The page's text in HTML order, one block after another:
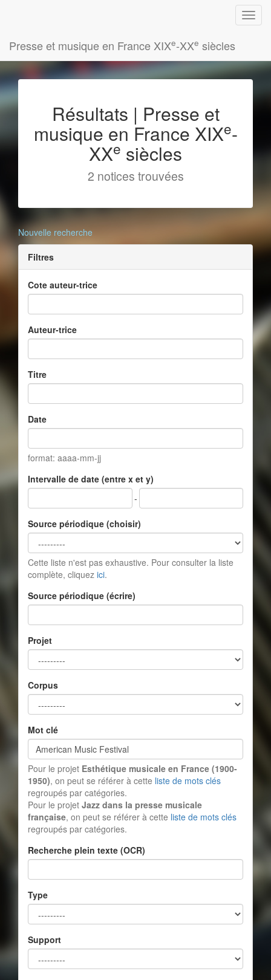
Presse et musique en France XIXe-XXe siècles
Résultats | Presse et
musique en France XIXe-
XXe siècles
2 notices trouvées
Nouvelle recherche
Filtres
Cote auteur-trice
Auteur-trice
Titre
Date
format: aaaa-mm-jj
Intervalle de date (entre x et y)
-
Source périodique (choisir)
Cette liste n'est pas exhaustive. Pour consulter la liste
complète, cliquez ici.
Source périodique (écrire)
Projet
Corpus
Mot clé
Pour le projet Esthétique musicale en France (1900-
1950), on peut se référer à cette liste de mots clés
regroupés par catégories.
Pour le projet Jazz dans la presse musicale
française, on peut se référer à cette liste de mots clés
regroupés par catégories.
Recherche plein texte (OCR)
Type
Support